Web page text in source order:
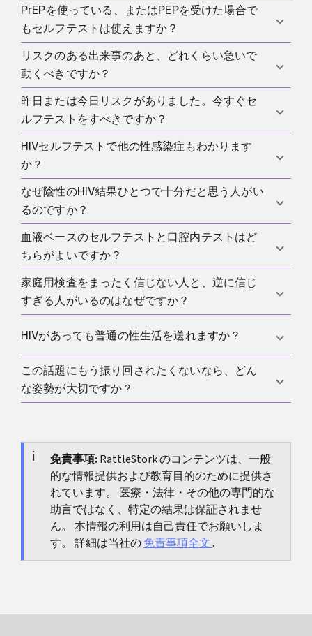
認診断だけです。
頭の中で最悪の映画を流すより、明確な流れを持つ
方が役立ちます。よい条件で検査を行い、結果を正
しく読み、反応性の結果が出た場合にどこで確認で
きるかを先に知っておくことです。不安は無視して
も消えませんが、次の一歩が見えると扱いやすくな
ります。
PrEPを使っている、またはPEPを受けた場合で
もセルフテストは使えますか？
PEIは勧めていません。そのような状況では、検査の
種類と時期を別の基準で評価する必要があるため、
検査は医療の管理下で行うべきです。
リスクのある出来事のあと、どれくらい急いで
動くべきですか？
意味のあるHIV曝露の可能性があるなら、PEPが役立
つのは72時間以内だけで、できるだけ早く始める必
要があります。家庭用検査はその判断の代わりには
なりません。
昨日または今日リスクがありました。今すぐセ
ルフテストをすべきですか？
緊急の判断には通常ほとんど役立ちません。状況が
本当にHIVに関係している可能性があるなら、今重要
なのは家庭用検査ではなく医療相談です。PEPには
短い時間枠しかありません。セルフテストは後の確
認の一部にはなっても、最初の緊急ステップではあ
りません。
HIVセルフテストで他の性感染症もわかります
か？
いいえ。HIVセルフテストはクラミジア、淋菌、梅
毒、肝炎を調べるものではありません。より広いSTI
評価を求めるなら、もっと広い検査戦略が必要で
す。
なぜ陰性のHIV結果ひとつで十分だと思う人がい
るのですか？
HIVが感情的に最も大きな恐怖になりやすく、他の
STIが見えなくなるからです。医学的にはそれでは不
十分です。陰性のHIV結果は役立ちますが、感染、予
防、コミュニケーションについてのより広い視点を
置き換えるものではありません。
血液ベースのセルフテストと口腔内テストはど
ちらがよいですか？
研究ではしばしばトレードオフが示されています。
血液ベースの検査はより感度が高いことがあり、口
重要なのは、PEIに掲載された品質の確かな製品を正
しく使うことです。
家庭用検査をまったく信じない人と、逆に信じ
すぎる人がいるのはなぜですか？
家庭用検査は、コントロールしたい気持ちと安心し
る人は全く信じられなくなることがあり、早く安心
したい人は逆に検査に過大な意味を持たせます。現
実的なのはその中間で、はっきりした限界のある有
HIVがあっても普通の性生活を送れますか？
はい。診断が確認され、医療ケアを受け、ウイルス
量が持続的に抑えられていれば、U = Uが成り立ちま
ません。
この話題にもう振り回されたくないなら、どん
な姿勢が大切ですか？
無意味だとも思わないことです。よい判断は三つの
単純な問いから生まれます。自分の状況に合う検査
は何か、いつ意味があるのか、そして結果から何が
具体的に導かれるのか。この姿勢は、多くの絶対的
な約束よりも心を落ち着かせてくれます。
免責事項:RattleStork のコンテンツは、一般
的な情報提供および教育目的のために提供さ
れています。 医療・法律・その他の専門的な
助言ではなく、特定の結果は保証されませ
ん。 本情報の利用は自己責任でお願いしま
す。 詳細は当社の免責事項全文.